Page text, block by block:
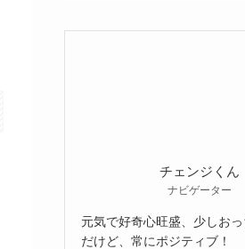
チェンジくん
ナビゲーター
元気で好奇心旺盛、少しお
だけど、常にポジティブ！